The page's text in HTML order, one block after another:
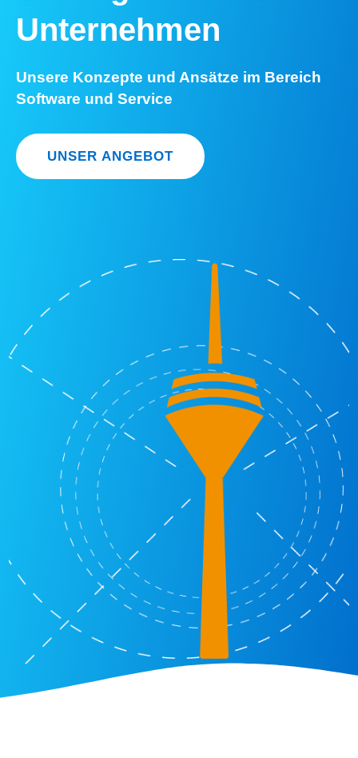
Unternehmen
Unsere Konzepte und Ansätze im Bereich
Software und Service
UNSER ANGEBOT